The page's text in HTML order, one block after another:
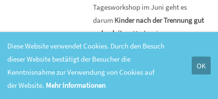
Tagesworkshop im Juni geht es
darum Kinder nach der Trennung gut
zu begleiten. Und mein
Wochendseminar für Mütter im
August geht auf die Themen
Selbstliebe, Vergebung und Finanzen
ein. Die Seminare finden auf jeden Fall
Diese Website verwendet Cookies. Durch den Besuch
dieser Website bestätigt der Besucher die
Kenntnisnahme zur Verwendung von Cookies auf
der Website. Mehr Informationen
OK